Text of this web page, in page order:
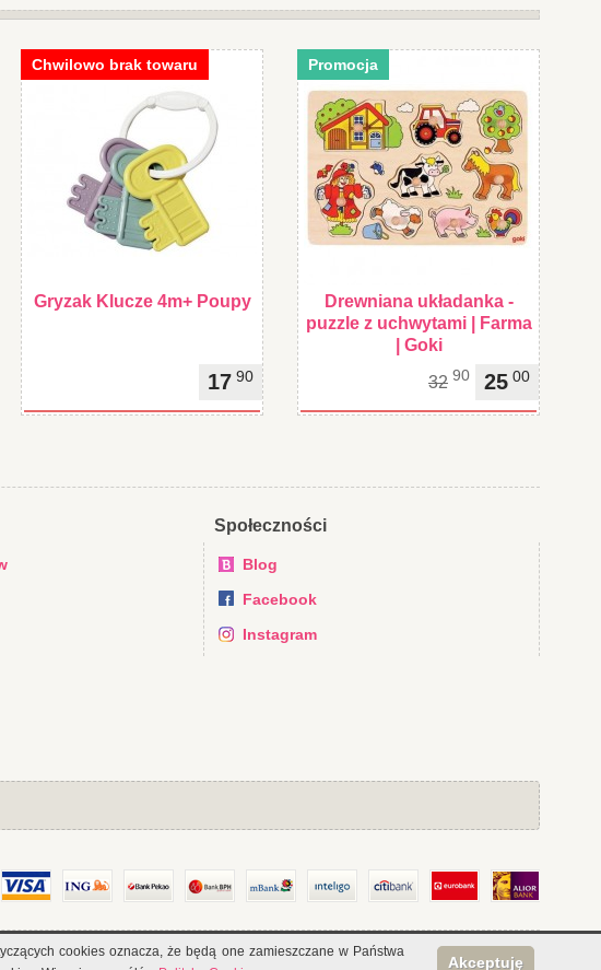
Chwilowo brak towaru
Gryzak Klucze 4m+ Poupy
17 90
Promocja
Drewniana układanka -
puzzle z uchwytami | Farma
| Goki
25 00
32 90
Społeczności
Blog
Facebook
Instagram
cookies oznacza, że będą one zamieszczane w Państwa
Akceptuję